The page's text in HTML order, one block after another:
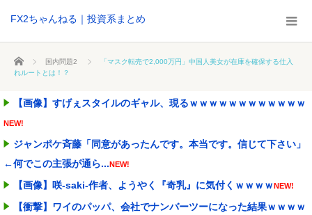
FX2ちゃんねる｜投資系まとめ
ホーム 国内問題2
「マスク転売で2,000万円」中国人美女が在庫を確保する仕入
れルートとは！？
【画像】すげぇスタイルのギャル、現るｗｗｗｗｗｗｗｗｗｗｗｗ
NEW!
ジャンポケ斉藤「同意があったんです。本当です。信じて下さい」
←何でこの主張が通ら...NEW!
【画像】咲-saki-作者、ようやく『奇乳』に気付くｗｗｗｗNEW!
【衝撃】ワイのパッパ、会社でナンバーツーになった結果ｗｗｗｗ